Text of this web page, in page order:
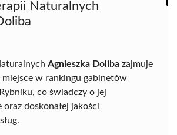
Naturalnych
Agnieszka Doliba zajmuje
w rankingu gabinetów
co świadczy o jej
doskonałej jakości